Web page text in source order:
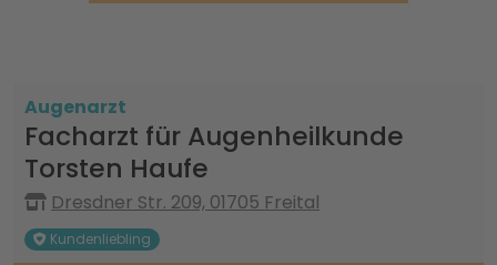
Augenarzt
Facharzt für Augenheilkunde
Torsten Haufe
Dresdner Str. 209, 01705 Freital
Kundenliebling